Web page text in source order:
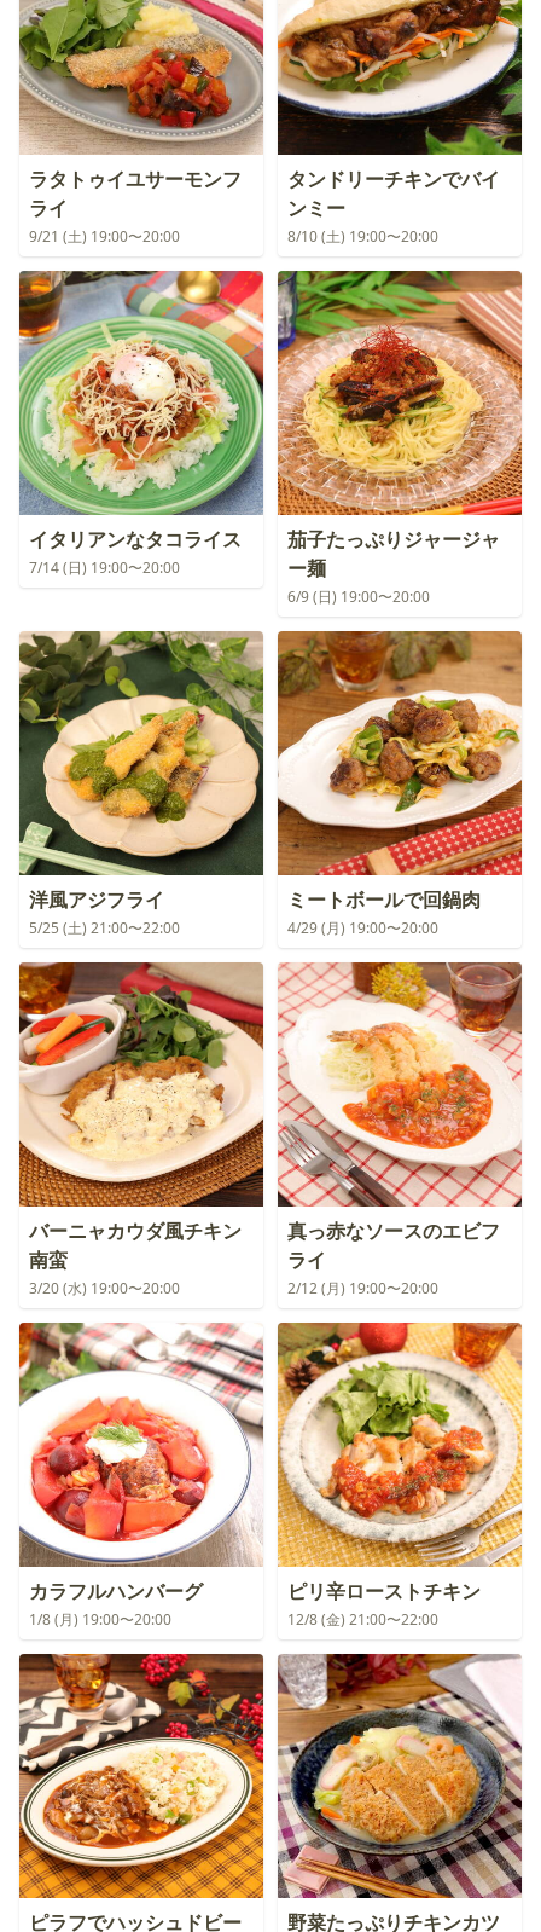
ラタトゥイユサーモンフ
ライ
9/21 (土) 19:00〜20:00
タンドリーチキンでバイ
ンミー
8/10 (土) 19:00〜20:00
イタリアンなタコライス
7/14 (日) 19:00〜20:00
茄子たっぷりジャージャ
ー麺
6/9 (日) 19:00〜20:00
洋風アジフライ
5/25 (土) 21:00〜22:00
ミートボールで回鍋肉
4/29 (月) 19:00〜20:00
バーニャカウダ風チキン
南蛮
3/20 (水) 19:00〜20:00
真っ赤なソースのエビフ
ライ
2/12 (月) 19:00〜20:00
カラフルハンバーグ
1/8 (月) 19:00〜20:00
ピリ辛ローストチキン
12/8 (金) 21:00〜22:00
ピラフでハッシュドビー 野菜たっぷりチキンカツ